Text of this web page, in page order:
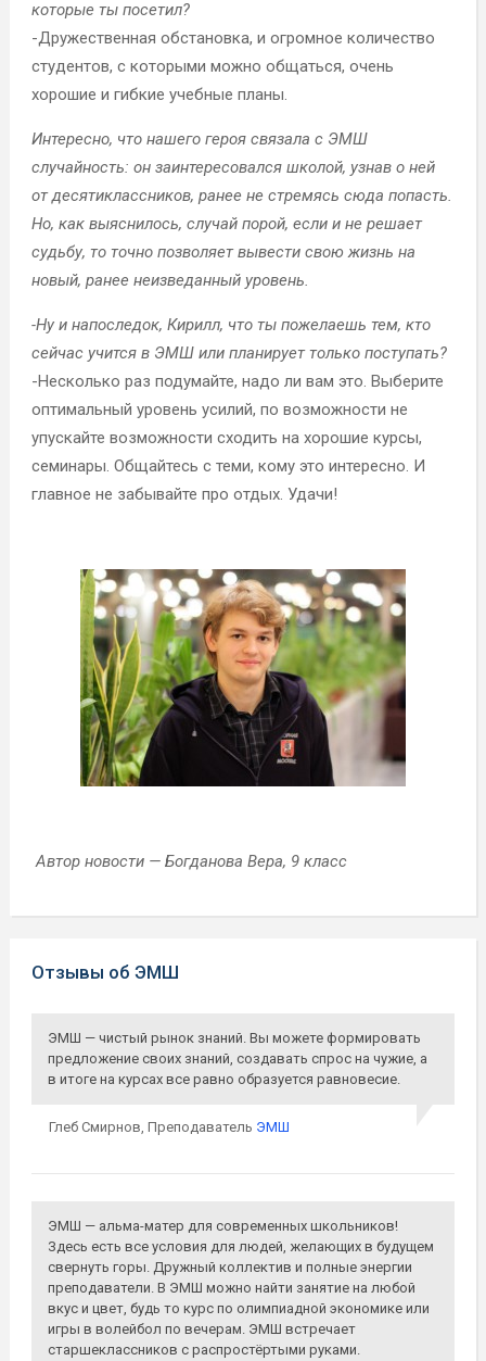
которые ты посетил?
-Дружественная обстановка, и огромное количество
студентов, с которыми можно общаться, очень
хорошие и гибкие учебные планы.
Интересно, что нашего героя связала с ЭМШ
случайность: он заинтересовался школой, узнав о ней
от десятиклассников, ранее не стремясь сюда попасть.
Но, как выяснилось, случай порой, если и не решает
судьбу, то точно позволяет вывести свою жизнь на
новый, ранее неизведанный уровень.
-Ну и напоследок, Кирилл, что ты пожелаешь тем, кто
сейчас учится в ЭМШ или планирует только поступать?
-Несколько раз подумайте, надо ли вам это. Выберите
оптимальный уровень усилий, по возможности не
упускайте возможности сходить на хорошие курсы,
семинары. Общайтесь с теми, кому это интересно. И
главное не забывайте про отдых. Удачи!
Автор новости — Богданова Вера, 9 класс
Отзывы об ЭМШ
ЭМШ — чистый рынок знаний. Вы можете формировать
предложение своих знаний, создавать спрос на чужие, а
в итоге на курсах все равно образуется равновесие.
Глеб Смирнов, Преподаватель ЭМШ
ЭМШ — альма-матер для современных школьников!
Здесь есть все условия для людей, желающих в будущем
свернуть горы. Дружный коллектив и полные энергии
преподаватели. В ЭМШ можно найти занятие на любой
вкус и цвет, будь то курс по олимпиадной экономике или
игры в волейбол по вечерам. ЭМШ встречает
старшеклассников с распростёртыми руками.